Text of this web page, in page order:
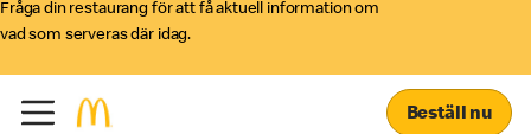
Fråga din restaurang för att få aktuell information om
vad som serveras där idag.
Beställ nu